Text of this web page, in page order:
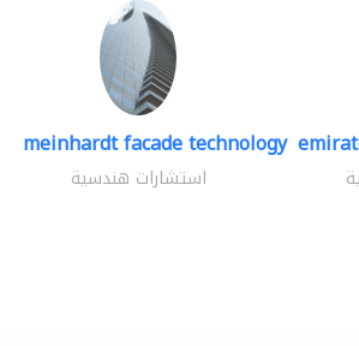
meinhardt facade technology
استشارات هندسية